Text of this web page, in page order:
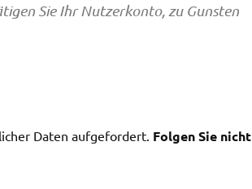
Sie Ihr Nutzerkonto, zu Gunsten
Daten aufgefordert. Folgen Sie nicht